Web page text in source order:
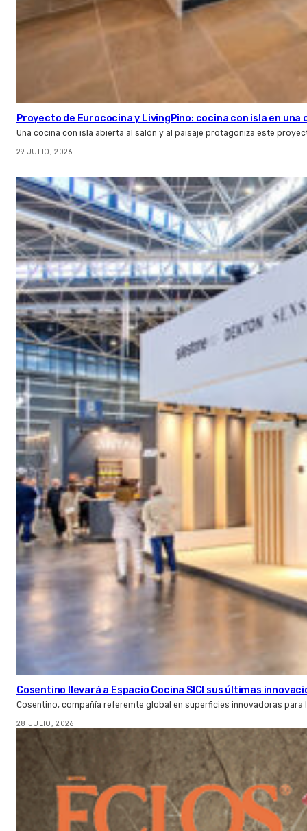
Proyecto de Eurococina y LivingPino: cocina con isla en una
Una cocina con isla abierta al salón y al paisaje protagoniza este
29 JULIO, 2026
Cosentino llevará a Espacio Cocina SICI sus últimas
Cosentino, compañía referemte global en superficies innovadoras
28 JULIO, 2026